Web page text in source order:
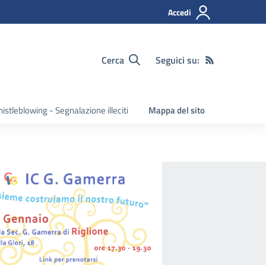
Accedi
Cerca Seguici su:
- Segnalazione illeciti Mappa del sito